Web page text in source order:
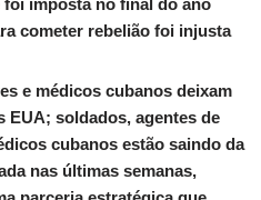
foi imposta no final do ano
cometer rebelião foi injusta
e médicos cubanos deixam
EUA; soldados, agentes de
cubanos estão saindo da
nas últimas semanas,